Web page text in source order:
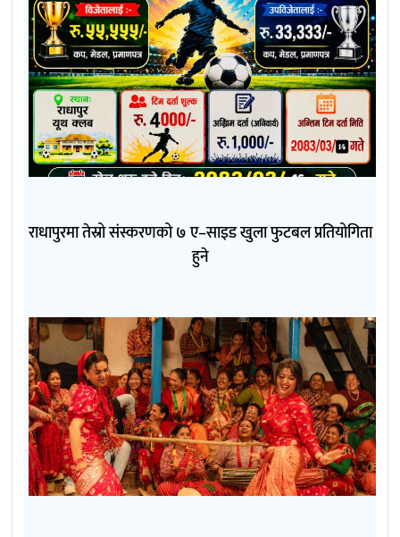
राधापुरमा तेस्रो संस्करणको ७ ए–साइड खुला फुटबल प्रतियोगिता
हुने